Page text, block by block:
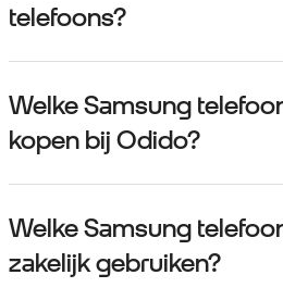
telefoons?
Welke Samsung
kopen bij Odido?
Welke Samsung
zakelijk gebruiken?